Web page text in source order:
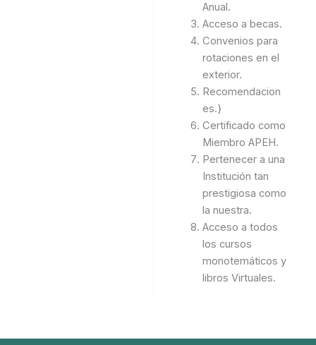
Anual.
Acceso a becas.
Convenios para
rotaciones en el
exterior.
Recomendacion
es.}
Certificado como
Miembro APEH.
Pertenecer a una
Institución tan
prestigiosa como
la nuestra.
Acceso a todos
los cursos
monotemáticos y
libros Virtuales.